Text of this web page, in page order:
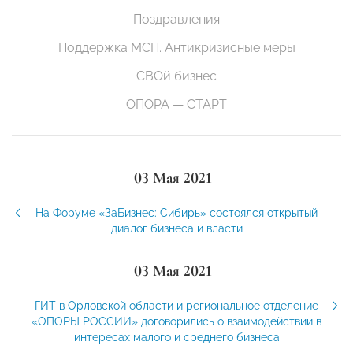
Поздравления
Поддержка МСП. Антикризисные меры
СВОй бизнес
ОПОРА — СТАРТ
03 Мая 2021
На Форуме «ЗаБизнес: Сибирь» состоялся открытый
диалог бизнеса и власти
03 Мая 2021
ГИТ в Орловской области и региональное отделение
«ОПОРЫ РОССИИ» договорились о взаимодействии в
интересах малого и среднего бизнеса